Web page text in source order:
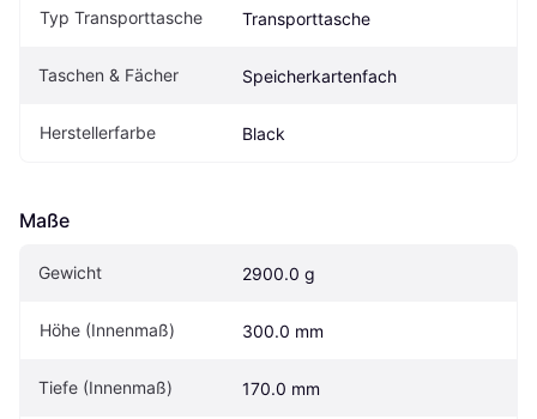
Typ Transporttasche Transporttasche
Taschen & Fächer Speicherkartenfach
Herstellerfarbe Black
Maße
Gewicht 2900.0 g
Höhe (Innenmaß) 300.0 mm
Tiefe (Innenmaß) 170.0 mm